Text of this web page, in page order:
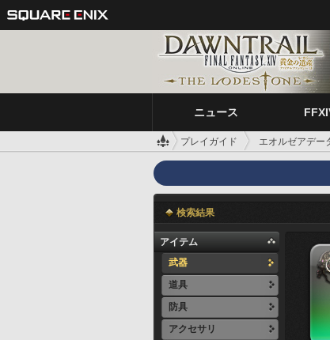
ニュース
プレイガイド エオルゼアデー
検索結果
アイテム
武器
道具
防具
アクセサリ